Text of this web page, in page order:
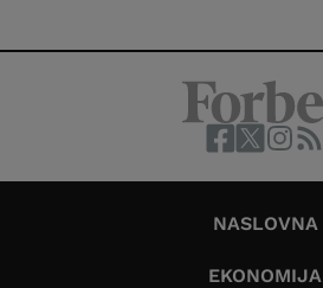
NASLOVNA
EKONOMIJA